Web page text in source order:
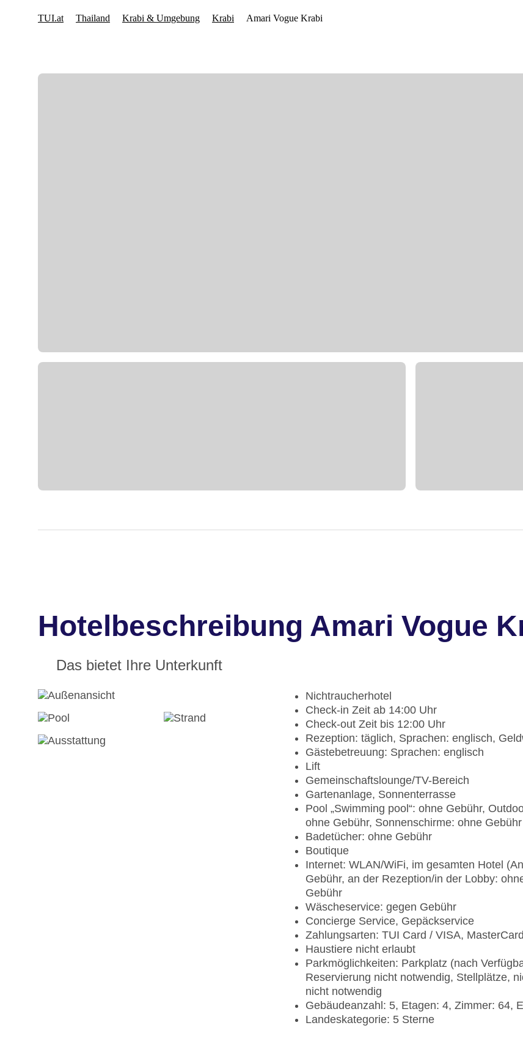
Hotelbeschreibung Amari Vogue
Das bietet Ihre Unterkunft
Nichtraucherhotel
Check-in Zeit ab 14:00 Uhr
Check-out Zeit bis 12:00 Uhr
Rezeption: täglich, Sprachen: englisch,
Gästebetreuung: Sprachen: englisch
Lift
Gemeinschaftslounge/TV-Bereich
Gartenanlage, Sonnenterrasse
Pool „Swimming pool“: ohne Gebühr,
ohne Gebühr, Sonnenschirme: ohne Gebühr
Badetücher: ohne Gebühr
Boutique
Internet: WLAN/WiFi, im gesamten Hotel
Gebühr, an der Rezeption/in der Lobby:
Gebühr
Wäscheservice: gegen Gebühr
Concierge Service, Gepäckservice
Zahlungsarten: TUI Card / VISA,
Haustiere nicht erlaubt
Parkmöglichkeiten: Parkplatz (nach
Reservierung nicht notwendig, Stellplätze,
nicht notwendig
Gebäudeanzahl: 5, Etagen: 4, Zimmer: 64,
Landeskategorie: 5 Sterne